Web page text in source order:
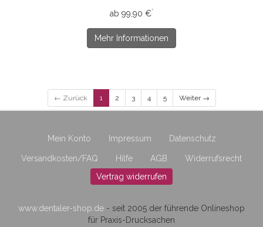
ab 99,90 €*
Mehr Informationen
← Zurück 1 2 3 4 5 Weiter →
Mein Konto Impressum Datenschutz
Versandkosten/FAQ Hilfe AGB
Widerrufsrecht
Vertrag widerrufen
www.dentaler-shop.de - seit 2005 der führende Onlineshop
für Praxis-Drucksachen